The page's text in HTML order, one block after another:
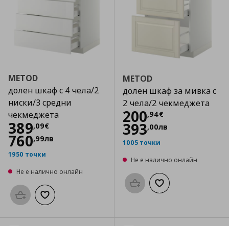
METOD
долен шкаф с 4 чела/2
ниски/3 средни
чекмеджета
389,09€
Цена
760,99лв
1950 точки
Не е налично онлайн
Προσθήκη στο καλάθι
Добави към списъка с любими
METOD
долен шкаф за мивка с
2 чела/2 чекмеджета
200,94€
Цена
393,00лв
1005 точки
Не е налично онлайн
Προσθήκη στο καλάθι
Добави към